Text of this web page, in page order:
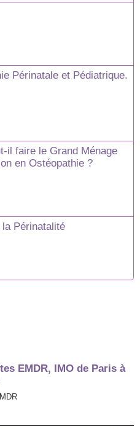
Périnatale et Pédiatrique.
il faire le Grand Ménage
en Ostéopathie ?
Périnatalité
EMDR, IMO de Paris à